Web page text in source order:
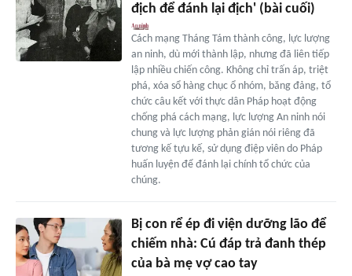
địch để đánh lại địch' (bài cuối)
Cách mạng Tháng Tám thành công, lực lượng
an ninh, dù mới thành lập, nhưng đã liên tiếp
lập nhiều chiến công. Không chỉ trấn áp, triệt
phá, xóa sổ hàng chục ổ nhóm, băng đảng, tổ
chức câu kết với thực dân Pháp hoạt động
chống phá cách mạng, lực lượng An ninh nói
chung và lực lượng phản gián nói riêng đã
tương kế tựu kế, sử dụng điệp viên do Pháp
huấn luyện để đánh lại chính tổ chức của
chúng.
Bị con rể ép đi viện dưỡng lão để
chiếm nhà: Cú đáp trả đanh thép
của bà mẹ vợ cao tay